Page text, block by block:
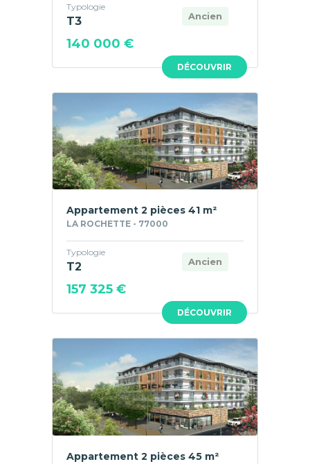
DÉCOUVRIR
Ancien
Typologie
T3
140 000 €
DÉCOUVRIR
Appartement 2 pièces 41 m²
LA ROCHETTE - 77000
Ancien
Typologie
T2
157 325 €
Appartement 2 pièces 45 m²